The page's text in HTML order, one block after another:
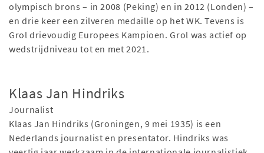
olympisch brons – in 2008 (Peking) en in 2012 (Londen) –
en drie keer een zilveren medaille op het WK. Tevens is
Grol drievoudig Europees Kampioen. Grol was actief op
wedstrijdniveau tot en met 2021.
Klaas Jan Hindriks
Journalist
Klaas Jan Hindriks (Groningen, 9 mei 1935) is een
Nederlands journalist en presentator. Hindriks was